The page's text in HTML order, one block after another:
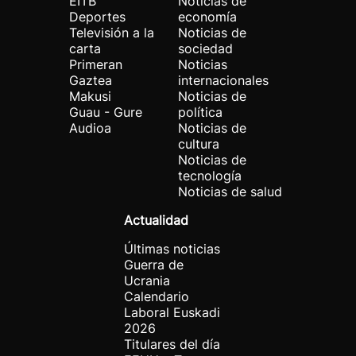
Deportes
Televisión a la
carta
Primeran
Gaztea
Makusi
Guau - Gure
Audioa
economía
Noticias de
sociedad
Noticias
internacionales
Noticias de
política
Noticias de
cultura
Noticias de
tecnología
Noticias de salud
Actualidad
Últimas noticias
Guerra de
Ucrania
Calendario
Laboral Euskadi
2026
Titulares del día